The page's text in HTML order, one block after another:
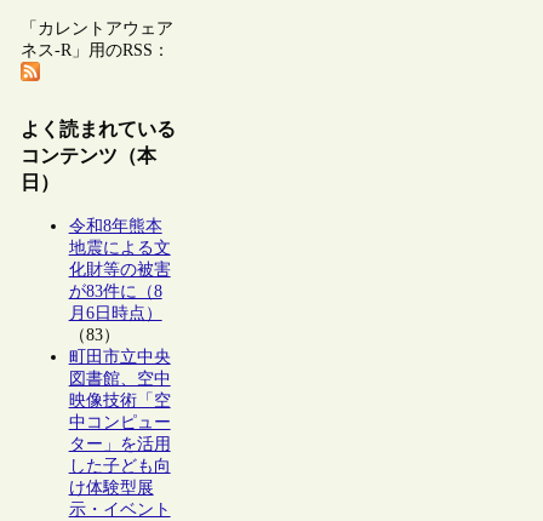
「カレントアウェア
ネス-R」用のRSS：
よく読まれている
コンテンツ（本
日）
令和8年熊本
地震による文
化財等の被害
が83件に（8
月6日時点）
（83）
町田市立中央
図書館、空中
映像技術「空
中コンピュー
ター」を活用
した子ども向
け体験型展
示・イベント